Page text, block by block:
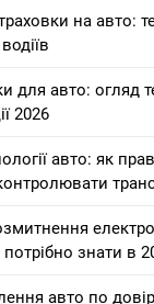
на авто:
для авто: огляд
2026
авто: як
потрібно знати в
авто по